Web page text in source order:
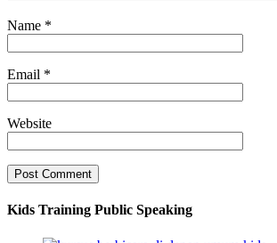
Name *
Email *
Website
Kids Training Public Speaking